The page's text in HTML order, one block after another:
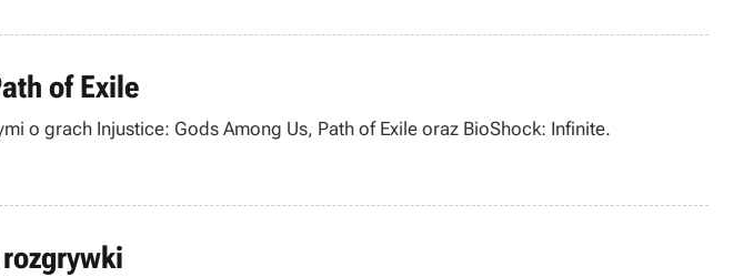
of Exile
o grach Injustice: Gods Among Us, Path of Exile oraz BioShock: Infinite.